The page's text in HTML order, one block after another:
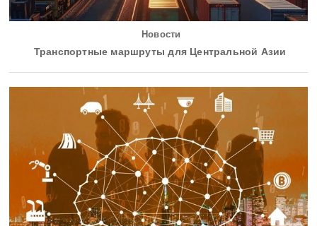
Новости
Транспортные маршруты для Центральной Азии